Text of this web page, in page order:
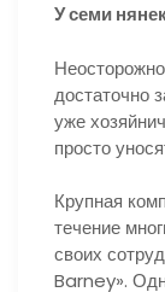
У семи
достаточно
уже
просто
Крупная
течение
своих
Barney».